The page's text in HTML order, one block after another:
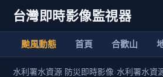
台灣即時影像監視器
颱風動態 首頁 合歡山
水利署水資源 防災即時影像›水利署水資